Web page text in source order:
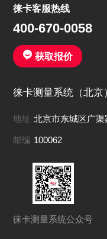
徕卡客服热线
400-670-0058
获取报价
徕卡测量系统（北京
地址：北京市东城区广
邮编：100062
徕卡测量系统公众号